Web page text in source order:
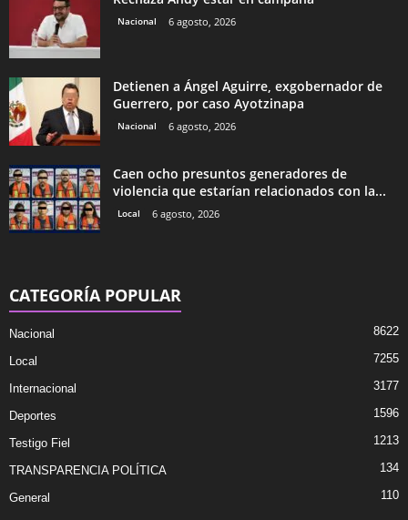
Nacional 6 agosto, 2026
Detienen a Ángel Aguirre, exgobernador de
Guerrero, por caso Ayotzinapa
Nacional 6 agosto, 2026
Caen ocho presuntos generadores de
violencia que estarían relacionados con la...
Local 6 agosto, 2026
CATEGORÍA POPULAR
Nacional 8622
Local 7255
Internacional 3177
Deportes 1596
Testigo Fiel 1213
TRANSPARENCIA POLÍTICA 134
General 110